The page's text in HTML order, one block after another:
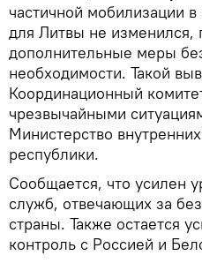
частичной мобилизации
для Литвы не изменился,
дополнительные меры
необходимости. Такой
Координационный
чрезвычайными
Министерство
республики.
Сообщается, что усилен
служб, отвечающих за
страны. Также остается
контроль с Россией и